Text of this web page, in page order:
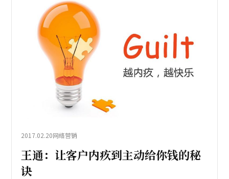
2017.02.20网络营销
王通：让客户内疚到主动给你钱的秘
诀